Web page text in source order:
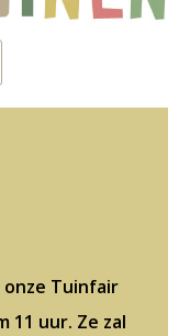
onze Tuinfair
11 uur. Ze zal